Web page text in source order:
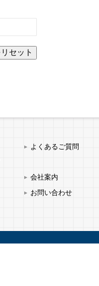
よくあるご質問
会社案内
お問い合わせ